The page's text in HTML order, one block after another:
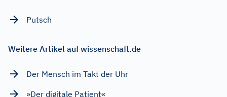
Putsch
Weitere Artikel auf wissenschaft.de
Der Mensch im Takt der Uhr
»Der digitale Patient«